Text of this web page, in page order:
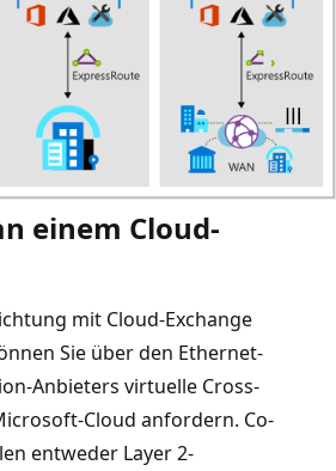
einem Cloud-
mit Cloud-Exchange
Sie über den Ethernet-
Anbieters virtuelle Cross-
Cloud anfordern. Co-
entweder Layer 2-